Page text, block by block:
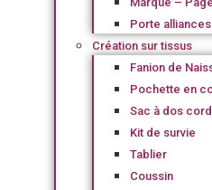
Porte alliances
Création sur tissus
Fanion de
Pochette en
Sac à dos
Kit de survie
Tablier
Coussin